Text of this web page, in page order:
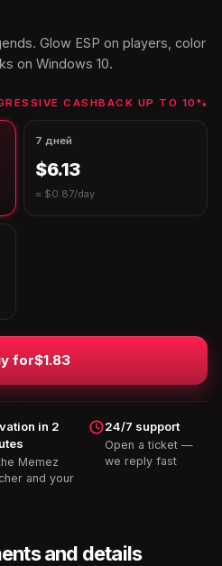
Glow ESP on players, color
on Windows 10.
CASHBACK UP TO 10%
7 дней
$6.13
≈ $0.87/day
for$1.83
in 2
Memez
and your
24/7 support
Open a ticket —
we reply fast
and details